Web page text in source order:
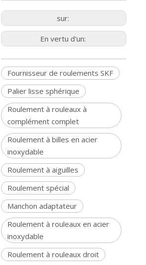
sur:
En vertu d'un:
Fournisseur de roulements SKF
Palier lisse sphérique
Roulement à rouleaux à
complément complet
Roulement à billes en acier
inoxydable
Roulement à aiguilles
Roulement spécial
Manchon adaptateur
Roulement à rouleaux en acier
inoxydable
Roulement à rouleaux droit